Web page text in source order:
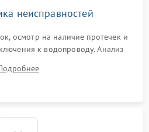
неисправностей
осмотр на наличие протечек и
к водопроводу. Анализ
слива, нагрева, вращения
срабатывание системы защиты